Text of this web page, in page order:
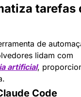
tarefas
de
lidam com
artificial,
Code